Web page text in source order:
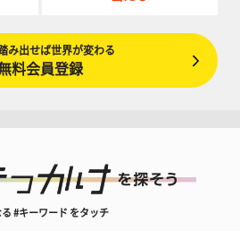
み出せば世界が変わる
料会員登録
#キーワード をタッチ